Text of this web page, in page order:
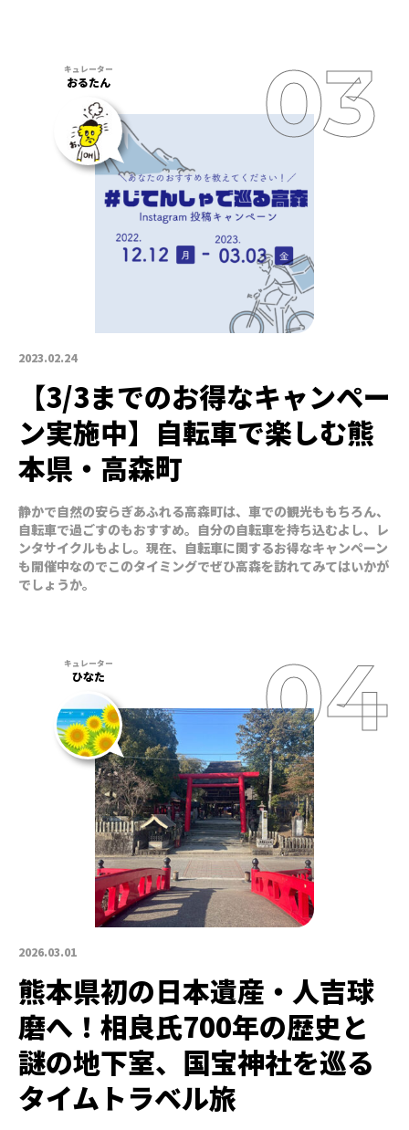
2023.02.24
おるたん
【3/3までのお得なキャンペー
ン実施中】自転車で楽しむ熊
本県・高森町
静かで自然の安らぎあふれる高森町は、車での観光ももちろん、
自転車で過ごすのもおすすめ。自分の自転車を持ち込むよし、レ
ンタサイクルもよし。現在、自転車に関するお得なキャンペーン
も開催中なのでこのタイミングでぜひ高森を訪れてみてはいかが
でしょうか。
2026.03.01
ひなた
熊本県初の日本遺産・人吉球
磨へ！相良氏700年の歴史と
謎の地下室、国宝神社を巡る
タイムトラベル旅